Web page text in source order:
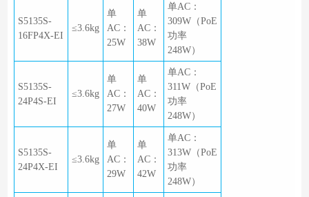
S5135S-
16FP4X-EI
≤3.6kg
单
AC：
25W
单
AC：
38W
单AC：
309W（PoE
功率
248W）
S5135S-
24P4S-EI
≤3.6kg
单
AC：
27W
单
AC：
40W
单AC：
311W（PoE
功率
248W）
S5135S-
24P4X-EI
≤3.6kg
单
AC：
29W
单
AC：
42W
单AC：
313W（PoE
功率
248W）